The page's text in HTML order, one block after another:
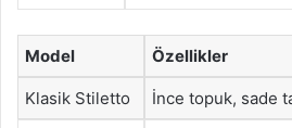
Model Özellikler
Klasik Stiletto İnce topuk, sade